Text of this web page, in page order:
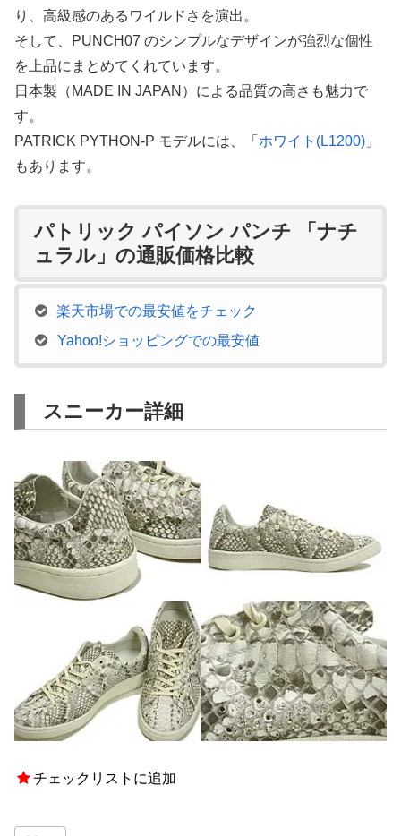
り、高級感のあるワイルドさを演出。
そして、PUNCH07 のシンプルなデザインが強烈な個性
を上品にまとめてくれています。
日本製（MADE IN JAPAN）による品質の高さも魅力で
す。
PATRICK PYTHON-P モデルには、「 ホワイト(L1200) 」
もあります。
パトリック パイソン パンチ 「ナチ
ュラル」の通販価格比較
楽天市場での最安値をチェック
Yahoo!ショッピングでの最安値
スニーカー詳細
チェックリストに追加